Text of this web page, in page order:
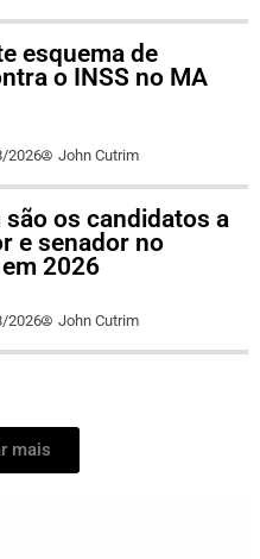
esquema de
o INSS no MA
2026 John Cutrim
são os candidatos a
e senador no
2026
2026 John Cutrim
mais